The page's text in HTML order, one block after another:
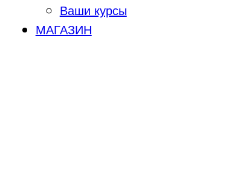
Ваши курсы
МАГАЗИН